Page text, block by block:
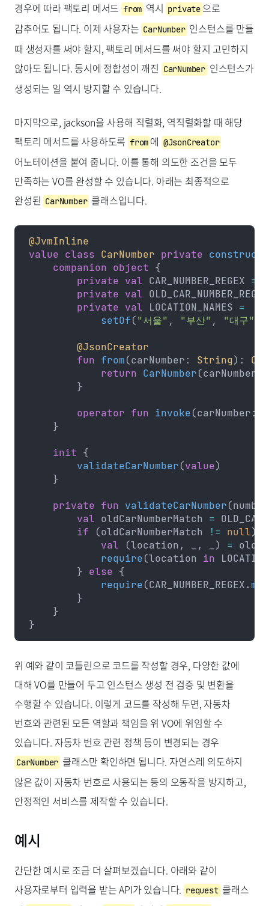
경우에 따라 팩토리 메서드 from 역시private 으로
감추어도 됩니다. 이제 사용자는CarNumber인스턴스를 만들
때 생성자를 써야 할지, 팩토리 메서드를 써야 할지 고민하지
않아도 됩니다. 동시에 정합성이 깨진 CarNumber 인스턴스가
생성되는 일 역시 방지할 수 있습니다.
마지막으로, jackson을 사용해 직렬화, 역직렬화할 때 해당
팩토리 메서드를 사용하도록from 에 @JsonCreator
어노테이션을 붙여 줍니다. 이를 통해 의도한 조건을 모두
만족하는 VO를 완성할 수 있습니다. 아래는 최종적으로
완성된 CarNumber 클래스입니다.
@JvmInline
value class CarNumber private
    companion
object {
        private
val CAR_NUMBER_REGEX =
        private
val
        private
val LOCATION_NAMES =
            setOf
("서울" , "부산" , "대구"
        @JsonCreator
        fun
from(carNumber: String):
            return
CarNumber(carNumber.
        }
        operator
fun invoke(carNumber:
    }
    init
{
        validateCarNumber
(value)
    }
    private
fun validateCarNumber
        val
oldCarNumberMatch =
        if
(oldCarNumberMatch != null) {
            val
(location, _, _) =
            require
(location in
        }
else {
            require
(CAR_NUMBER_REGEX.
        }
    }
}
위 예와 같이 코틀린으로 코드를 작성할 경우, 다양한 값에
대해 VO를 만들어 두고 인스턴스 생성 전 검증 및 변환을
수행할 수 있습니다. 이렇게 코드를 작성해 두면, 자동차
번호와 관련된 모든 역할과 책임을 위 VO에 위임할 수
있습니다. 자동차 번호 관련 정책 등이 변경되는 경우
CarNumber 클래스만 확인하면 됩니다. 자연스레 의도하지
않은 값이 자동차 번호로 사용되는 등의 오동작을 방지하고,
안정적인 서비스를 제작할 수 있습니다.
예시
간단한 예시로 조금 더 살펴보겠습니다. 아래와 같이
사용자로부터 입력을 받는 API가 있습니다. request클래스